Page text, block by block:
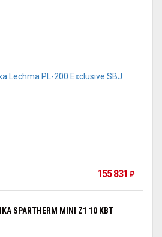
155 831 ₽
SPARTHERM MINI Z1 10 КВТ